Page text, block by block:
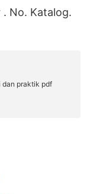
No. Katalog.